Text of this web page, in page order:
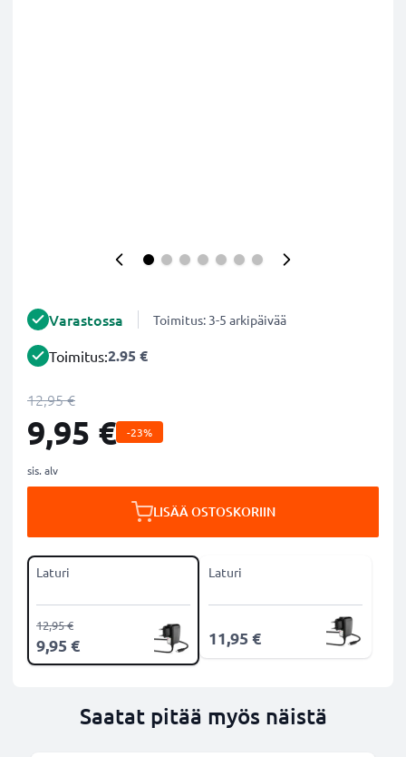
Varastossa Toimitus: 3-5 arkipäivää
Toimitus:2.95 €
12,95 €
9,95 € -23%
sis. alv
LISÄÄ OSTOSKORIIN
Laturi
9,95 €
12,95 €
Laturi
11,95 €
Saatat pitää myös näistä